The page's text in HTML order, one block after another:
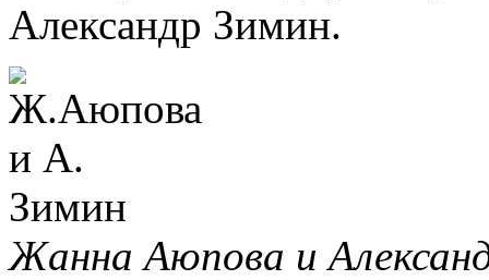
Александр Зимин.
Жанна Аюпова и